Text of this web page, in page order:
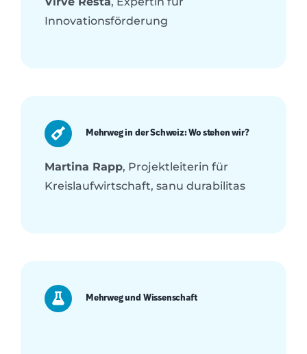
Innovationsförderung
Mehrweg in der Schweiz: Wo stehen wir?
Martina Rapp, Projektleiterin für
Kreislaufwirtschaft, sanu durabilitas
Mehrweg und Wissenschaft